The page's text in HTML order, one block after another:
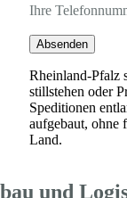
Ihre
Absenden
Rheinland-Pfalz
stillstehen oder
Speditionen
aufgebaut, ohne
Land.
und